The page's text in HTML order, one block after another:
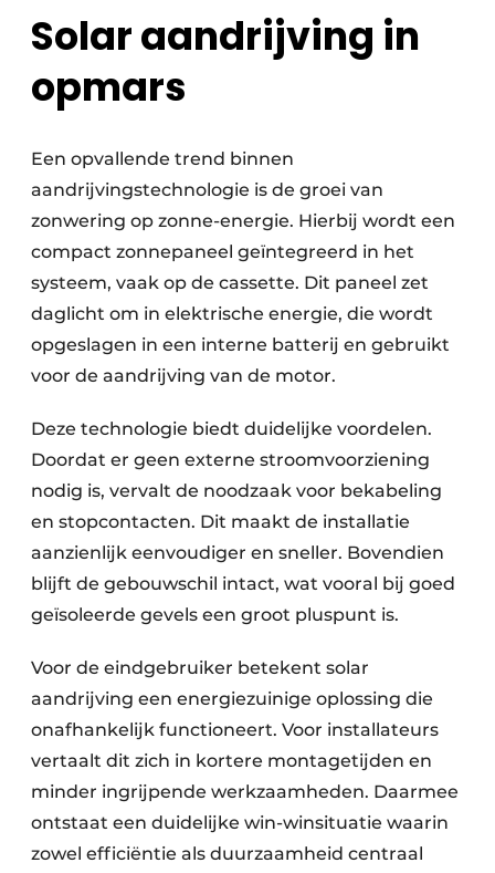
Solar aandrijving in
opmars
Een opvallende trend binnen
aandrijvingstechno­logie is de groei van
zonwering op zonne-energie. Hierbij wordt een
compact zonnepaneel geïntegreerd in het
systeem, vaak op de cassette. Dit paneel zet
daglicht om in elektrische energie, die wordt
opgeslagen in een interne batterij en gebruikt
voor de aandrijving van de motor.
Deze technologie biedt duidelijke voordelen.
Doordat er geen externe stroomvoorziening
nodig is, vervalt de noodzaak voor bekabeling
en stopcontacten. Dit maakt de installatie
aanzienlijk eenvoudiger en sneller. Bovendien
blijft de gebouwschil intact, wat vooral bij goed
geïsoleerde gevels een groot pluspunt is.
Voor de eindgebruiker betekent solar
aandrijving een energiezuinige oplossing die
onafhankelijk functioneert. Voor installateurs
vertaalt dit zich in kortere montagetijden en
minder ingrijpende werkzaamheden. Daarmee
ontstaat een duidelijke win-winsituatie waarin
zowel efficiëntie als duurzaamheid centraal